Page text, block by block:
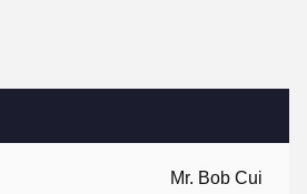
Mr. Bob Cui